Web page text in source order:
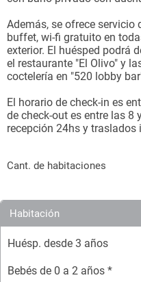
Además, se ofrece
buffet, wi-fi gratuito en
exterior. El huésped podrá
el restaurante "El Olivo" y
coctelería en "520 lobby
El horario de check-in es
de check-out es entre las 8
recepción 24hs y
Cant. de habitaciones
Habitación
Huésp. desde 3 años
Bebés de 0 a 2 años *